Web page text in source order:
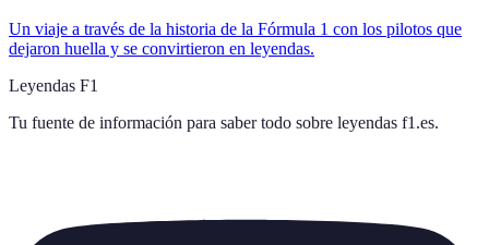
Un viaje a través de la historia de la Fórmula 1 con los pilotos que
dejaron huella y se convirtieron en leyendas.
Leyendas F1
Tu fuente de información para saber todo sobre leyendas f1.es.